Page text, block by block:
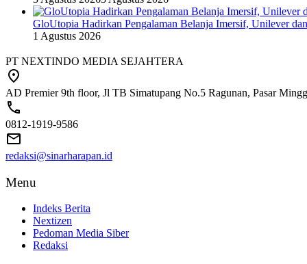
GloUtopia Hadirkan Pengalaman Belanja Imersif, Unilever
1 Agustus 2026
PT NEXTINDO MEDIA SEJAHTERA
AD Premier 9th floor, Jl TB Simatupang No.5 Ragunan, Pasar
0812-1919-9586
redaksi@sinarharapan.id
Menu
Indeks Berita
Nextizen
Pedoman Media Siber
Redaksi